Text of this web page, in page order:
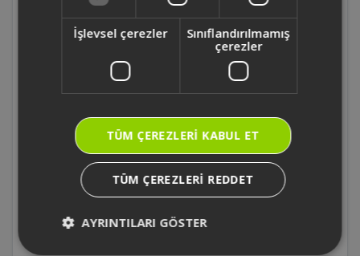
AR5134- Arzum Hairstar Neo Kurutma
Makinesi Cihaz pratik askı halkası ile nasıl
Makinesi Cihazın kablosu nasıl
saklanmalıdır?
AR5134- Arzum Hairstar Neo Kurutma
ısı ayarında kullanılabilir?
İşlevsel çerezler
Sınıflandırılmamış
çerezler
TÜM ÇEREZLERI KABUL ET
TÜM ÇEREZLERI REDDET
AYRINTILARI GÖSTER